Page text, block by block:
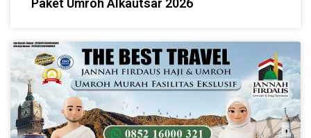
Paket Umroh Alkautsar 2026